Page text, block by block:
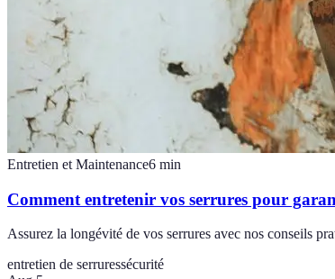
Entretien et Maintenance6 min
Comment entretenir vos serrures pour
Assurez la longévité de vos serrures avec nos conseils
entretien de serruressécurité